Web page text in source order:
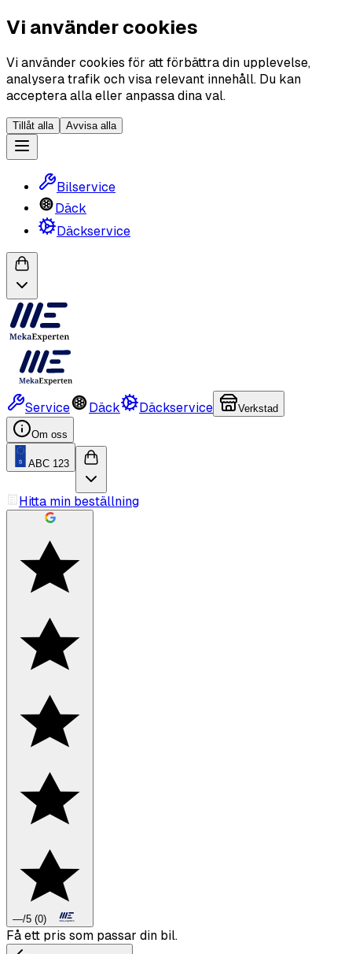
Vi använder cookies
Vi använder cookies för att förbättra din upplevelse,
analysera trafik och visa relevant innehåll. Du kan
acceptera alla eller anpassa dina val.
Tillåt alla Avvisa alla
Bilservice
Däck
Däckservice
Service Däck Däckservice Verkstad
Om oss
ABC 123
Hitta min beställning
—/5 (0)
Boka däckbyte eller montering inför vintern.